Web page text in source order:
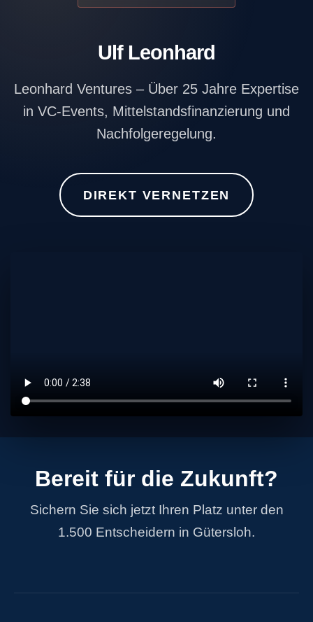
Gespräche mit unseren Ausstellern &
Industriepartnern
MACHER & NACHFOLGE
WIDMUNG
Ulf Leonhard
Leonhard Ventures – Über 25 Jahre Expertise
in VC-Events, Mittelstandsfinanzierung und
Nachfolgeregelung.
DIREKT VERNETZEN
Bereit für die Zukunft?
Sichern Sie sich jetzt Ihren Platz unter den
1.500 Entscheidern in Gütersloh.